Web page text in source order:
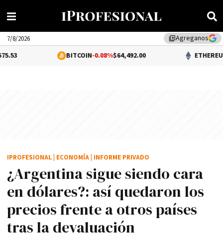
library_addAgreganos
7/8/2026
-0.08%$64,492.00 ETHEREUM0.59%
¿Argentina sigue siendo cara
en dólares?: así quedaron los
precios frente a otros países
tras la devaluación
IPROFESIONAL ECONOMÍA INFORME PRIVADO